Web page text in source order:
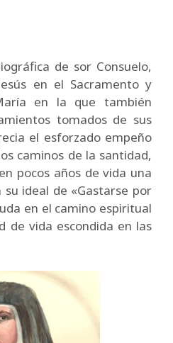
de sor Consuelo,
en el Sacramento y
en la que también
tomados de sus
el esforzado empeño
caminos de la santidad,
pocos años de vida una
ideal de «Gastarse por
en el camino espiritual
de vida escondida en las